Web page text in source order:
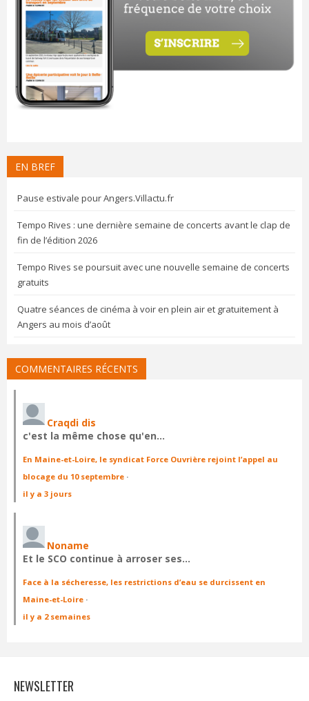
EN BREF
Pause estivale pour Angers.Villactu.fr
Tempo Rives : une dernière semaine de concerts avant le clap de
fin de l’édition 2026
Tempo Rives se poursuit avec une nouvelle semaine de concerts
gratuits
Quatre séances de cinéma à voir en plein air et gratuitement à
Angers au mois d’août
COMMENTAIRES RÉCENTS
Craqdi dis
c'est la même chose qu'en…
En Maine-et-Loire, le syndicat Force Ouvrière rejoint l’appel au
blocage du 10 septembre ·
il y a 3 jours
Noname
Et le SCO continue à arroser ses…
Face à la sécheresse, les restrictions d’eau se durcissent en
Maine-et-Loire ·
il y a 2 semaines
NEWSLETTER